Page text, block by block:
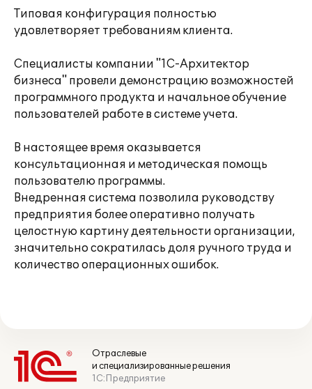
Типовая конфигурация полностью
удовлетворяет требованиям клиента.
Специалисты компании "1С-Архитектор
бизнеса" провели демонстрацию возможностей
программного продукта и начальное обучение
пользователей работе в системе учета.
В настоящее время оказывается
консультационная и методическая помощь
пользователю программы.
Внедренная система позволила руководству
предприятия более оперативно получать
целостную картину деятельности организации,
значительно сократилась доля ручного труда и
количество операционных ошибок.
Отраслевые
и специализированные решения
1С:Предприятие